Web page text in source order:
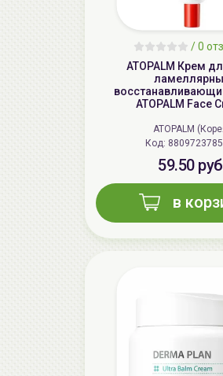
/0
ATOPALM Крем
ATOPALM Face
ATOPALM
Код:
59.50
в